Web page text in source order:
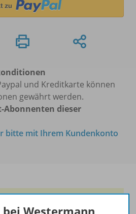
und Kreditkarte können
gewährt werden.
Abonnenten dieser
bitte mit Ihrem Kundenkonto
Westermann